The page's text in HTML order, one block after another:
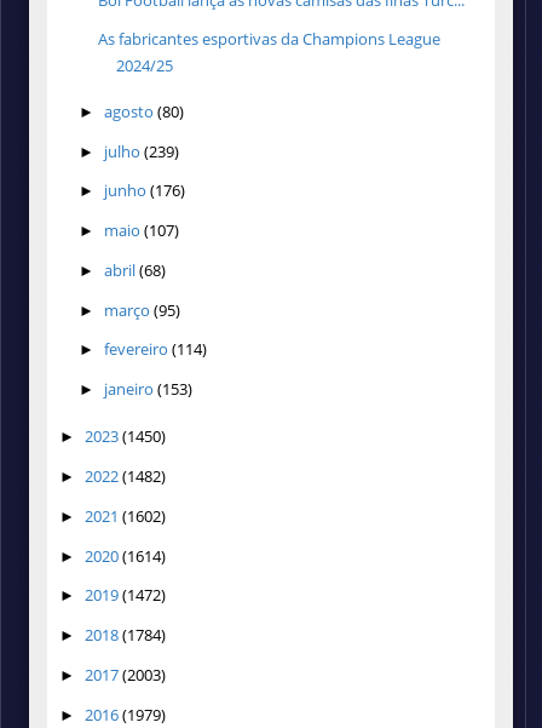
As fabricantes esportivas da Champions League
2024/25
► agosto (80)
► julho (239)
► junho (176)
► maio (107)
► abril(68)
► março (95)
► fevereiro (114)
► janeiro (153)
► 2023(1450)
► 2022(1482)
► 2021 (1602)
► 2020(1614)
► 2019(1472)
► 2018(1784)
► 2017(2003)
► 2016(1979)